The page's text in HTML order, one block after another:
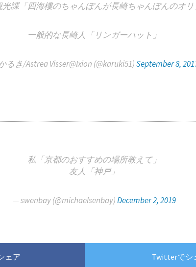
課「四海樓のちゃんぽんが長崎ちゃんぽんのオリ
一般的な長崎人「リンガーハット」
るき/Astrea Visser@Ixion (@karuki51)September 8,
私「京都のおすすめの場所教えて」
友人「神戸」
— swenbay (@michaelsenbay)December 2, 2019
ェア Twitterでシ